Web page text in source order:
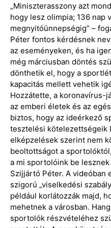
„Miniszterasszony azt
hogy lesz olimpia; 136 nap
megnyitóünnepségig” –
Péter fontos kérdésnek
az eseményeken, és ha
még márciusban döntés
dönthetik el, hogy a
kapacitás mellett vehetik
Hozzátette, a koronavírus-
az emberi életek és az
biztos, hogy az ideérkező
tesztelési kötelezettségeik
elképzelések szerint nem
beoltottságot a
a mi sportolóink be
Szijjártó Péter. A videóban
szigorú „viselkedési
például korlátozzák majd,
mehetnek a városban.
sportolók részvételéhez